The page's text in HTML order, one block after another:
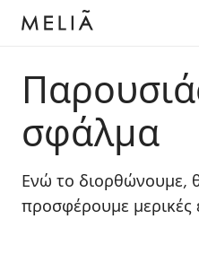
σφάλμα
Ενώ το διορθώνουμε,
προσφέρουμε μερικές